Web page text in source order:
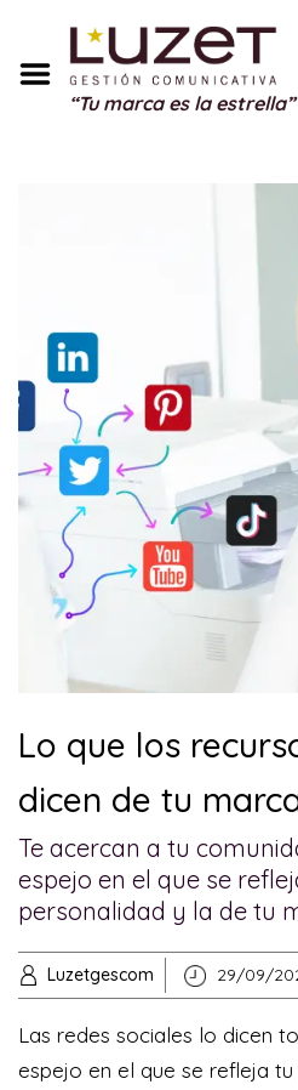
“Tu marca es la estrella”
Lo que los
dicen de tu
Te acercan a tu
espejo en el que se
personalidad y la de tu
Luzetgescom 29/09/
Las redes sociales lo dicen
espejo en el que se refleja
Inicio
Sobre Mí
Regalos
Contacto